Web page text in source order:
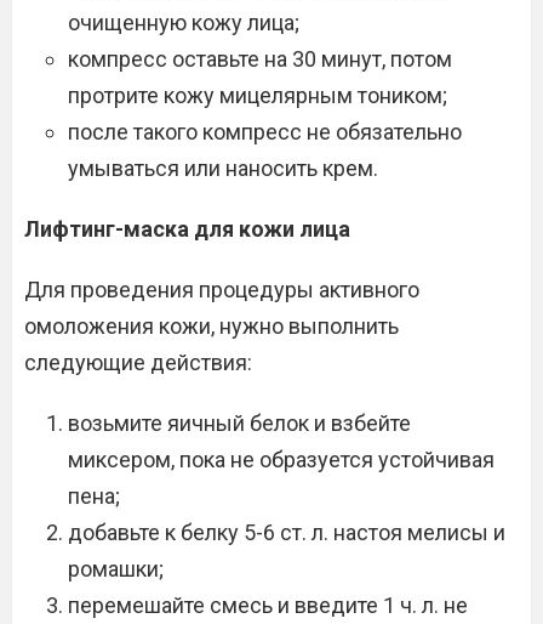
очищенную кожу лица;
компресс оставьте на 30 минут, потом
протрите кожу мицелярным тоником;
после такого компресс не обязательно
умываться или наносить крем.
Лифтинг-маска для кожи лица
Для проведения процедуры активного
омоложения кожи, нужно выполнить
следующие действия:
возьмите яичный белок и взбейте
миксером, пока не образуется устойчивая
пена;
добавьте к белку 5-6 ст. л. настоя мелисы и
ромашки;
перемешайте смесь и введите 1 ч. л. не